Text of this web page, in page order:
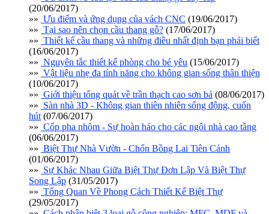
(20/06/2017)
»» Ưu điểm và ứng dụng của vách CNC (19/06/2017)
»» Tại sao nên chọn cầu thang gỗ? (17/06/2017)
»» Thiết kế cầu thang và những điều nhất định bạn phải biết
(16/06/2017)
»» Nguyên tắc thiết kế phòng cho bé yêu (15/06/2017)
»» Vật liệu nhẹ đa tính năng cho không gian sống thân thiện
(10/06/2017)
»» Giới thiệu tổng quát về trần thạch cao sơn bả (08/06/2017)
»» Sàn nhà 3D - Không gian thiên nhiên sống động, cuốn
hút (07/06/2017)
»» Cốp pha nhôm - Sự hoàn hảo cho các ngôi nhà cao tầng
(06/06/2017)
»» Biệt Thự Nhà Vườn - Chốn Bồng Lai Tiên Cảnh
(01/06/2017)
»» Sự Khác Nhau Giữa Biệt Thự Đơn Lập Và Biệt Thự
Song Lập (31/05/2017)
»» Tổng Quan Về Phong Cách Thiết Kế Biệt Thự
(29/05/2017)